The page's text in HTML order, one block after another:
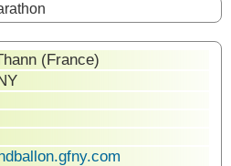
(France)